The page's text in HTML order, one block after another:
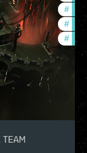
#
#
#
TEAM